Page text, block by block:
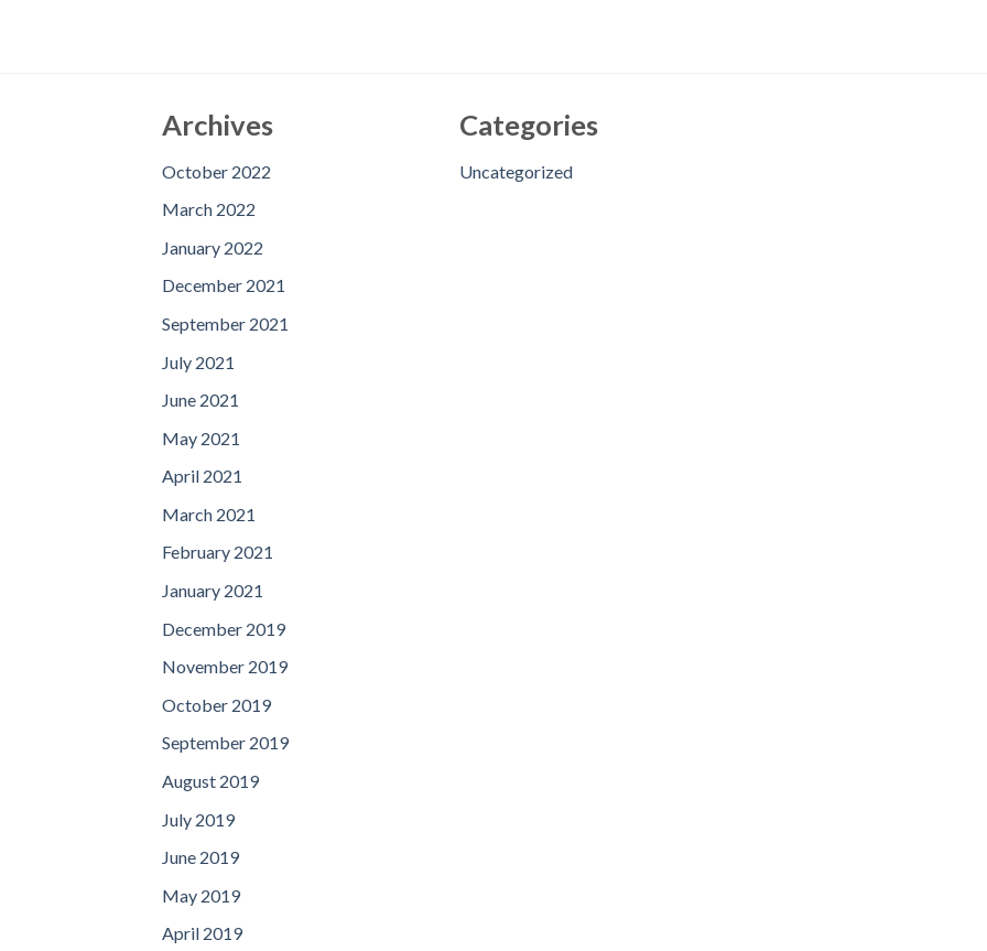
Archives
October 2022
March 2022
January 2022
December 2021
September 2021
July 2021
June 2021
May 2021
April 2021
March 2021
February 2021
January 2021
December 2019
November 2019
October 2019
September 2019
August 2019
July 2019
June 2019
May 2019
April 2019
Categories
Uncategorized